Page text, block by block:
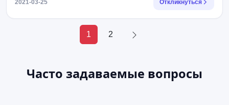
2021-03-25 Откликнуться
1 2
Часто задаваемые вопросы